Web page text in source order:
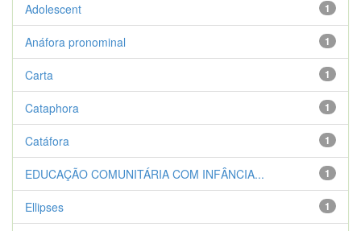
1
Adolescent
1
Anáfora pronominal
1
Carta
1
Cataphora
1
Catáfora
1
EDUCAÇÃO COMUNITÁRIA COM INFÂNCIA...
1
Ellipses